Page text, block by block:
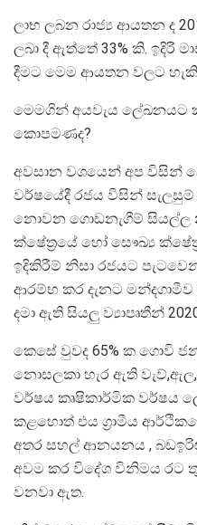
ලාභ ලබන රාජ්‍ය ආයතන ද
ලබා දී ඇත්තේ 33% කි. ඉදිරි
දීමට මෙම ආයතන වලට
මෙමගින් අයවැය ලේඛනයට
කොපමණද?
අවසාන වශයෙන් අප විසින්
වර්ෂයේදී රජය විසින්
නොවන ගොඩනැගීම් සියල්ල
ක්ෂේත්‍රයේ හෝ සෞඛ්‍ය
ඉදිකිරීම් නිසා රජයට
ආරම්භ කර දැනට
දමා ඇති සියලු ව්‍යාපෘතීන්
කෙසේ වුවද 65% ක ගොවි
නොසලකා හැර ඇති
වර්ෂය කෘෂිකාර්මික වර්ෂය
කළහොත් එය ග්‍රාමීය
අතර සහල් ආනයනය ,
අවම කර විදේශ විනිමය රට
වනවා ඇත.